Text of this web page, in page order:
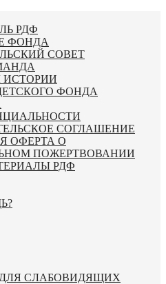
РДФ
ФОНДА
СОВЕТ
ИСТОРИИ
ФОНДА
СОГЛАШЕНИЕ
ОФЕРТА О
ПОЖЕРТВОВАНИИ
РДФ
СЛАБОВИДЯЩИХ